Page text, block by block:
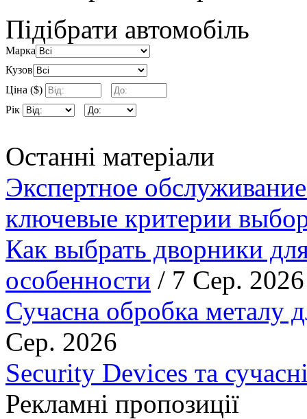
Підібрати автомобіль
Марка
Кузов
Ціна ($)
Рік
Останні матеріали
Экспертное
ключевые критерии
Как выбрать дворники
особенности / 7 Сер. 2026
Сучасна обробка металу
Сер. 2026
Security Devices та
Рекламні пропозиції